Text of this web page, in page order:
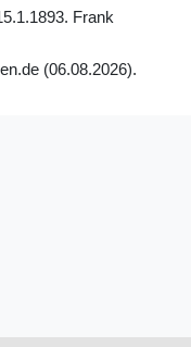
Frank
(06.08.2026).